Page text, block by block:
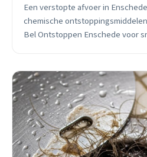
Een verstopte afvoer in
chemische
Bel Ontstoppen Enschede voor